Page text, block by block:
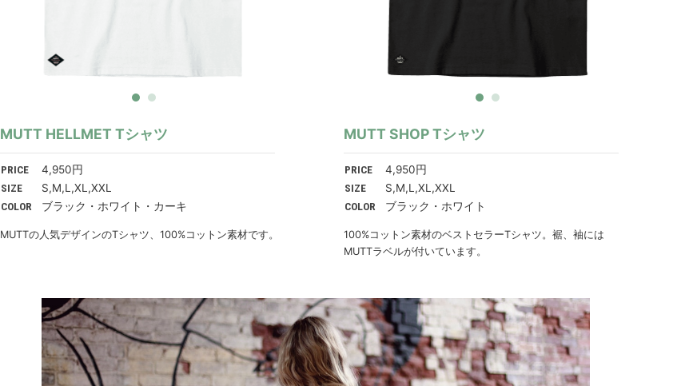
MUTT HELLMET Tシャツ
PRICE
4,950円
SIZE
S,M,L,XL,XXL
COLOR
ブラック・ホワイト・カーキ
MUTTの人気デザインのTシャツ、100%コットン素材です。
MUTT SHOP Tシャツ
PRICE
4,950円
SIZE
S,M,L,XL,XXL
COLOR
ブラック・ホワイト
100%コットン素材のベストセラーTシャツ。裾、袖には
MUTTラベルが付いています。